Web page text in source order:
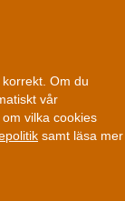
Om du
vår
vilka cookies
samt läsa mer
i Danmark